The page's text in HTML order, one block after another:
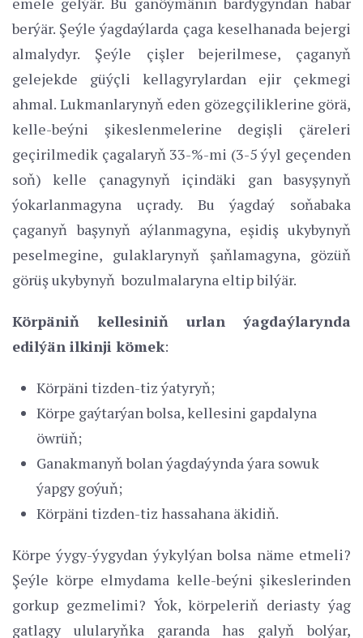
berýär. Şeýle ýagdaýlarda çaga keselhanada bejergi
almalydyr. Şeýle çişler bejerilmese, çaganyň
gelejekde güýçli kellagyrylardan ejir çekmegi
ahmal. Lukmanlarynyň eden gözegçiliklerine görä,
kelle-beýni şikeslenmelerine degişli çäreleri
geçirilmedik çagalaryň 33-%-mi (3-5 ýyl geçenden
soň) kelle çanagynyň içindäki gan basyşynyň
ýokarlanmagyna uçrady. Bu ýagdaý soňabaka
çaganyň başynyň aýlanmagyna, eşidiş ukybynyň
peselmegine, gulaklarynyň şaňlamagyna, gözüň
görüş ukybynyň bozulmalaryna eltip bilýär.
Körpäniň kellesiniň urlan ýagdaýlarynda
edilýän ilkinji kömek:
Körpäni tizden-tiz ýatyryň;
Körpe gaýtarýan bolsa, kellesini gapdalyna
öwrüň;
Ganakmanyň bolan ýagdaýynda ýara sowuk
ýapgy goýuň;
Körpäni tizden-tiz hassahana äkidiň.
Körpe ýygy-ýygydan ýykylýan bolsa näme etmeli?
Şeýle körpe elmydama kelle-beýni şikeslerinden
gorkup gezmelimi? Ýok, körpeleriň deriasty ýag
gatlagy ulularyňka garanda has galyň bolýar,